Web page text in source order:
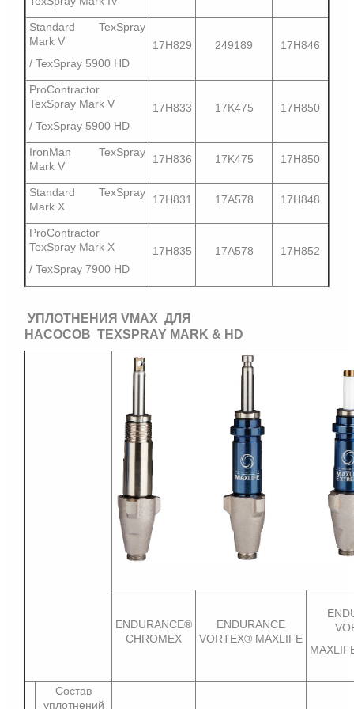
Standard TexSpray
Mark V
/ TexSpray 5900 HD
17H829 249189 17H846
ProContractor
TexSpray Mark V
/ TexSpray 5900 HD
17H833 17K475 17H850
IronMan TexSpray
Mark V
17H836 17K475 17H850
Standard TexSpray
Mark X
17H831 17A578 17H848
ProContractor
TexSpray Mark X
/ TexSpray 7900 HD
17H835 17A578 17H852
УПЛОТНЕНИЯ VMAX ДЛЯ
НАСОСОВ TEXSPRAY MARK & HD
ENDURANCE®
CHROMEX
ENDURANCE
VORTEX® MAXLIFE
Состав
уплотнений